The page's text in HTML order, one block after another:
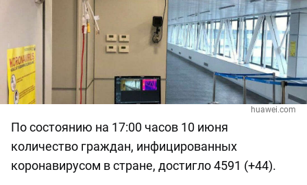
huawei.com
По состоянию на 17:00 часов 10 июня
количество граждан, инфицированных
коронавирусом в стране, достигло 4591 (+44).